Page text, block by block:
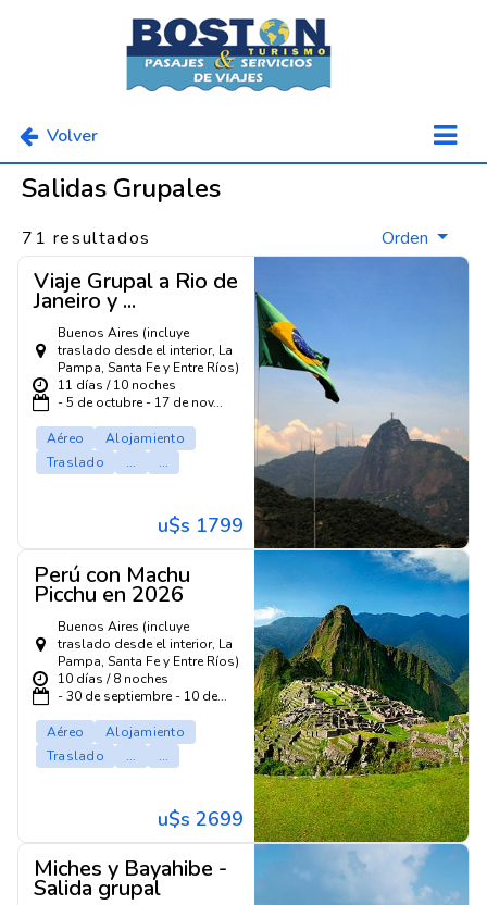
Volver
Salidas Grupales
71 resultados Orden
Viaje Grupal a Rio de
Janeiro y ...
Buenos Aires (incluye
traslado desde el interior, La
Pampa, Santa Fe y Entre Ríos)
11 días / 10 noches
- 5 de octubre - 17 de nov...
Aéreo
Alojamiento
Traslado
... ...
u$s 1799
Perú con Machu
Picchu en 2026
Buenos Aires (incluye
traslado desde el interior, La
Pampa, Santa Fe y Entre Ríos)
10 días / 8 noches
- 30 de septiembre - 10 de...
Aéreo
Alojamiento
Traslado
... ...
u$s 2699
Miches y Bayahibe -
Salida grupal